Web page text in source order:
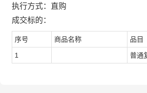
执行方式：直购
成交标的：
序号 商品名称 品目
1 普通